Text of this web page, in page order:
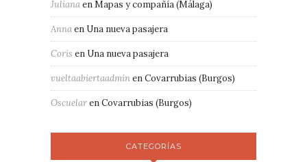
JulianaenMapas y compañía (Málaga)
Annaen Una nueva pasajera
Coris en Una nueva pasajera
vueltaabiertaadminenCovarrubias (Burgos)
OscuelarenCovarrubias (Burgos)
CATEGORÍAS